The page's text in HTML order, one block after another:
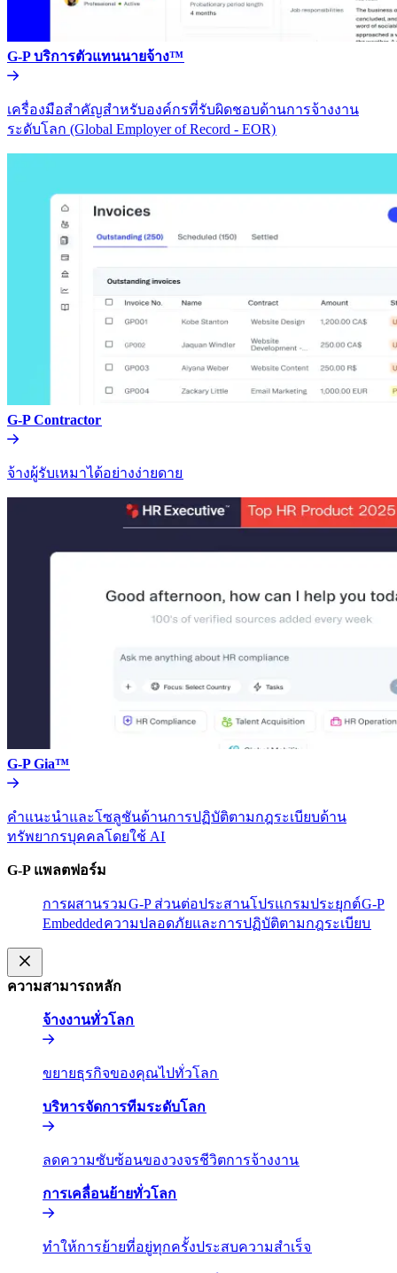
G-P บริการตัวแทนนายจ้าง™​​
เครื่องมือสำคัญสำหรับองค์กรที่รับผิดชอบด้านการจ้างงาน
ระดับโลก (Global Employer of Record - EOR)​​
G-P Contractor​​
จ้างผู้รับเหมาได้อย่างง่ายดาย​​
G-P Gia™​​
คำแนะนำและโซลูชันด้านการปฏิบัติตามกฎระเบียบด้าน
ทรัพยากรบุคคลโดยใช้ AI​​
G-P แพลตฟอร์ม​​
การผสานรวม​​G-P ส่วนต่อประสานโปรแกรมประยุกต์​​G-P
Embedded​​ความปลอดภัยและการปฏิบัติตามกฎระเบียบ​​
ความสามารถหลัก​​
จ้างงานทั่วโลก​​
ขยายธุรกิจของคุณไปทั่วโลก​​
บริหารจัดการทีมระดับโลก​​
ลดความซับซ้อนของวงจรชีวิตการจ้างงาน​​
การเคลื่อนย้ายทั่วโลก​​
ทำให้การย้ายที่อยู่ทุกครั้งประสบความสำเร็จ​​